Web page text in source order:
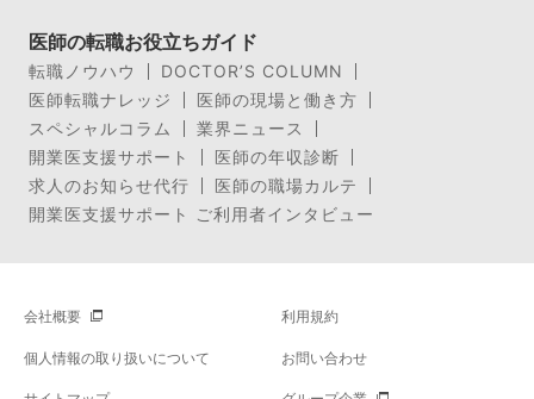
医師の転職お役立ちガイド
転職ノウハウ
DOCTOR’S COLUMN
医師転職ナレッジ
医師の現場と働き方
スペシャルコラム
業界ニュース
開業医支援サポート
医師の年収診断
求人のお知らせ代行
医師の職場カルテ
開業医支援サポート ご利用者インタビュー
会社概要 利用規約
個人情報の取り扱いについて お問い合わせ